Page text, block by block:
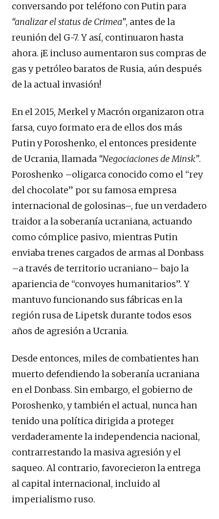
conversando por teléfono con Putin para
“analizar el status de Crimea”, antes de la
reunión del G-7. Y así, continuaron hasta
ahora. ¡E incluso aumentaron sus compras de
gas y petróleo baratos de Rusia, aún después
de la actual invasión!
En el 2015, Merkel y Macrón organizaron otra
farsa, cuyo formato era de ellos dos más
Putin y Poroshenko, el entonces presidente
de Ucrania, llamada “Negociaciones de Minsk”.
Poroshenko –oligarca conocido como el “rey
del chocolate” por su famosa empresa
internacional de golosinas–, fue un verdadero
traidor a la soberanía ucraniana, actuando
como cómplice pasivo, mientras Putin
enviaba trenes cargados de armas al Donbass
–a través de territorio ucraniano– bajo la
apariencia de “convoyes humanitarios”. Y
mantuvo funcionando sus fábricas en la
región rusa de Lipetsk durante todos esos
años de agresión a Ucrania.
Desde entonces, miles de combatientes han
muerto defendiendo la soberanía ucraniana
en el Donbass. Sin embargo, el gobierno de
Poroshenko, y también el actual, nunca han
tenido una política dirigida a proteger
verdaderamente la independencia nacional,
contrarrestando la masiva agresión y el
saqueo. Al contrario, favorecieron la entrega
al capital internacional, incluido al
imperialismo ruso.